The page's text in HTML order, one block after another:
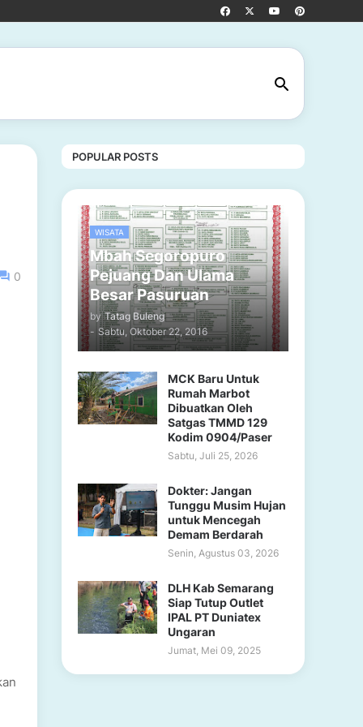
0
POPULAR POSTS
WISATA
Mbah Segoropuro
Pejuang Dan Ulama
Besar Pasuruan
by Tatag Buleng
- Sabtu, Oktober 22, 2016
MCK Baru Untuk
Rumah Marbot
Dibuatkan Oleh
Satgas TMMD 129
Kodim 0904/Paser
Sabtu, Juli 25, 2026
Dokter: Jangan
Tunggu Musim Hujan
untuk Mencegah
Demam Berdarah
Senin, Agustus 03, 2026
DLH Kab Semarang
Siap Tutup Outlet
IPAL PT Duniatex
Ungaran
Jumat, Mei 09, 2025